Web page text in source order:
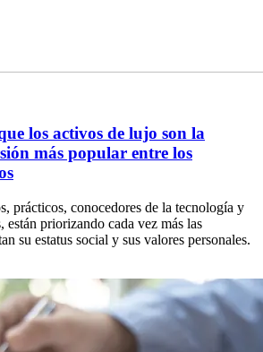
los activos de lujo son la
más popular entre los
prácticos, conocedores de la tecnología y
están priorizando cada vez más las
su estatus social y sus valores personales.